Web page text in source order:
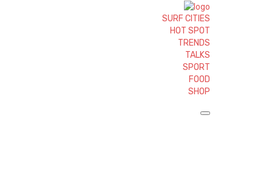
SURF CITIES
HOT SPOT
TRENDS
TALKS
SPORT
FOOD
SHOP